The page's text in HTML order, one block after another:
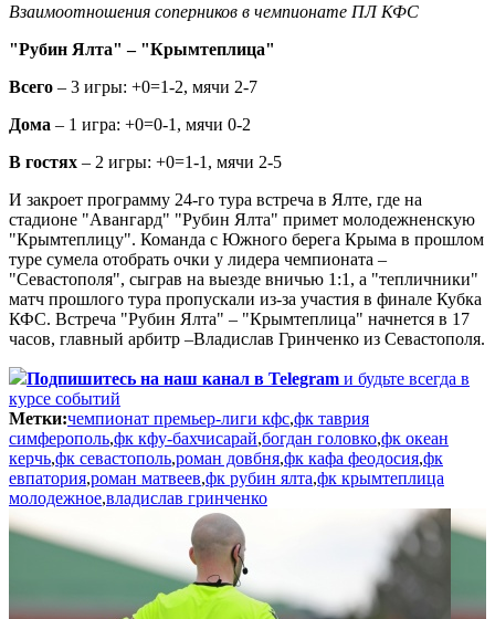
Взаимоотношения соперников в чемпионате ПЛ КФС
"Рубин Ялта" – "Крымтеплица"
Всего – 3 игры: +0=1-2, мячи 2-7
Дома – 1 игра: +0=0-1, мячи 0-2
В гостях – 2 игры: +0=1-1, мячи 2-5
И закроет программу 24-го тура встреча в Ялте, где на
стадионе "Авангард" "Рубин Ялта" примет молодежненскую
"Крымтеплицу". Команда с Южного берега Крыма в прошлом
туре сумела отобрать очки у лидера чемпионата –
"Севастополя", сыграв на выезде вничью 1:1, а "тепличники"
матч прошлого тура пропускали из-за участия в финале Кубка
КФС. Встреча "Рубин Ялта" – "Крымтеплица" начнется в 17
часов, главный арбитр –Владислав Гринченко из Севастополя.
Подпишитесь на наш канал в Telegram и будьте всегда в
курсе событий
Метки:чемпионат премьер-лиги кфс,фк таврия
симферополь,фк кфу-бахчисарай,богдан головко,фк океан
керчь,фк севастополь,роман довбня,фк кафа феодосия,фк
евпатория,роман матвеев,фк рубин ялта,фк крымтеплица
молодежное,владислав гринченко